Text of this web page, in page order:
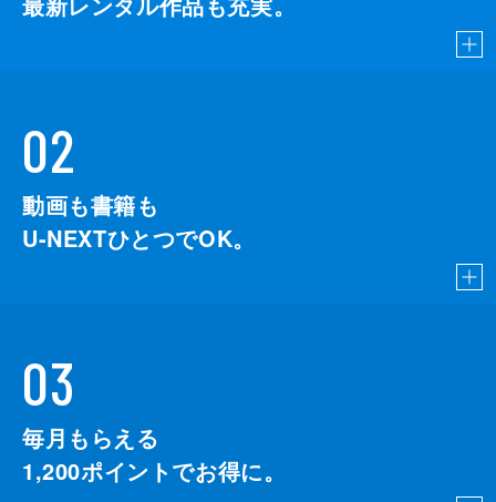
02
動画も書籍も
U-NEXTひとつでOK。
03
毎月もらえる
1,200ポイントでお得に。